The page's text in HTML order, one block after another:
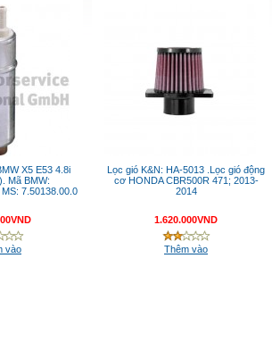
X5 E53 4.8i
Mã BMW:
7.50138.00.0
vào
Lọc gió K&N: HA-5013 .Lọc gió động
cơ HONDA CBR500R 471; 2013-
2014
1.620.000VND
Thêm vào